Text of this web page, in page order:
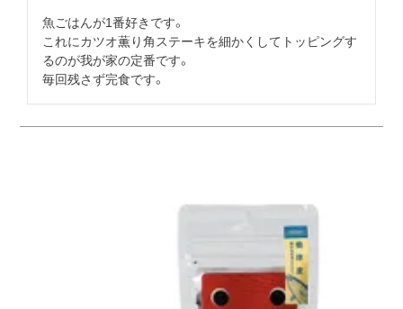
魚ごはんが1番好きです。
これにカツオ薫り角ステーキを細かくしてトッピングす
るのが我が家の定番です。
毎回残さず完食です。